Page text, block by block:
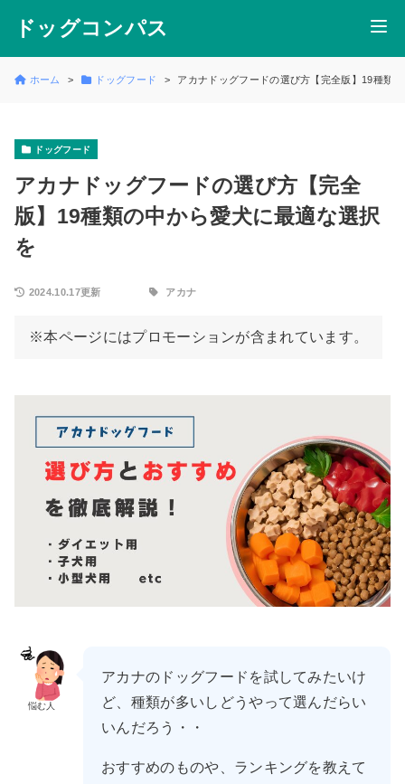
ドッグコンパス
ホーム ドッグフード アカナドッグフードの選び方【完全版】19種類
ドッグフード
アカナドッグフードの選び方【完全
版】19種類の中から愛犬に最適な選択
を
2024.10.17更新 アカナ
※本ページにはプロモーションが含まれています。
悩む人
アカナのドッグフードを試してみたいけ
ど、種類が多いしどうやって選んだらい
いんだろう・・
おすすめのものや、ランキングを教えて